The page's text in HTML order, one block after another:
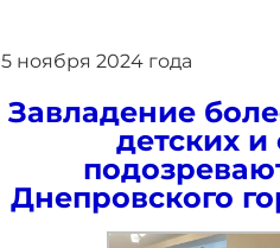
5 ноября 2024 года
Завладение
детских
Днепровского